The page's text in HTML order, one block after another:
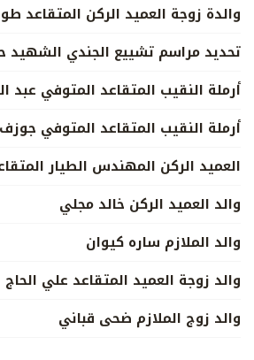
والدة زوجة العميد الركن المتقاعد
تحديد مراسم تشييع الجندي
أرملة النقيب المتقاعد المتوفي عبد
أرملة النقيب المتقاعد المتوفي
العميد الركن المهندس الطيار
والد العميد الركن خالد مجلي
والد الملازم ساره كيوان
والد زوجة العميد المتقاعد علي الحاج
والد زوج الملازم ضحى قباني